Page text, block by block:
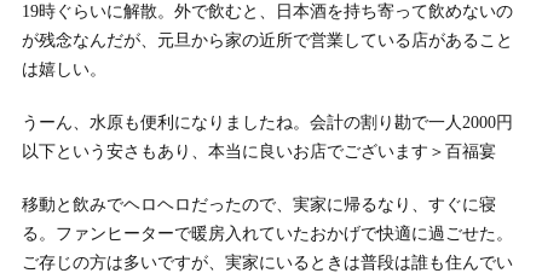
19時ぐらいに解散。外で飲むと、日本酒を持ち寄って飲めないの
が残念なんだが、元旦から家の近所で営業している店があること
は嬉しい。
うーん、水原も便利になりましたね。会計の割り勘で一人2000円
以下という安さもあり、本当に良いお店でございます＞百福宴
移動と飲みでヘロヘロだったので、実家に帰るなり、すぐに寝
る。ファンヒーターで暖房入れていたおかげで快適に過ごせた。
ご存じの方は多いですが、実家にいるときは普段は誰も住んでい